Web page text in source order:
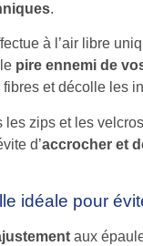
.
à l’air libre
pire ennemi de
fibres et décolle les
les zips et les
d’accrocher et
idéale pour
aux